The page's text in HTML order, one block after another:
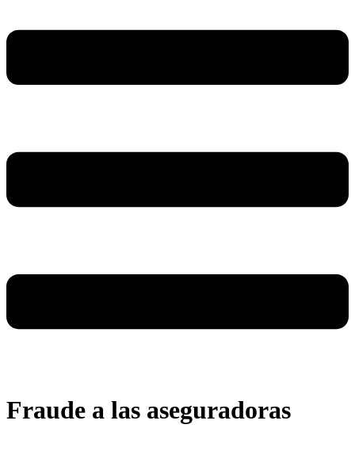
Fraude a las aseguradoras